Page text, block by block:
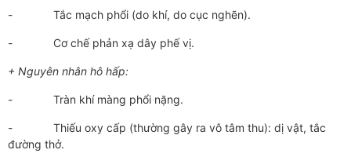
- Tắc mạch phổi (do khí, do cục nghẽn).
- Cơ chế phản xạ dây phế vị.
+ Nguyên nhân hô hấp:
- Tràn khí màng phổi nặng.
- Thiếu oxy cấp (thường gây ra vô tâm thu): dị vật, tắc
đường thở.